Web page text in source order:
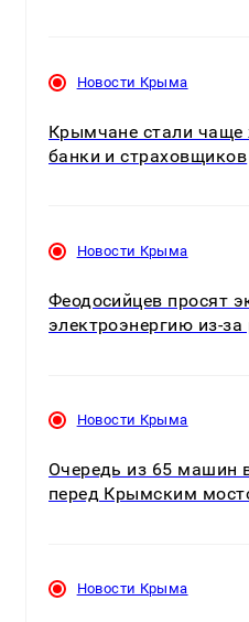
Новости Крыма
Крымчане стали чаще
банки и страховщиков
Новости Крыма
Феодосийцев просят
электроэнергию из-за
Новости Крыма
Очередь из 65 машин
перед Крымским
Новости Крыма